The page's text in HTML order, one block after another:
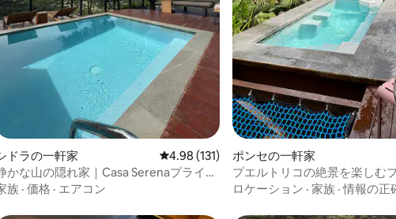
5つ星中4.97つ星の平均評価
ドラの一軒家 レビュー131件、5つ星中4.98つ星の平均評価
4.98 (131)
かな山の隠れ家｜Casa Serenaプライベ
トプール
族 · 価格 · エアコン
ポンセの一軒家
プエルトリコの絶景を楽しむ
ト温水プール
ロケーション · 家族 ·情報の正